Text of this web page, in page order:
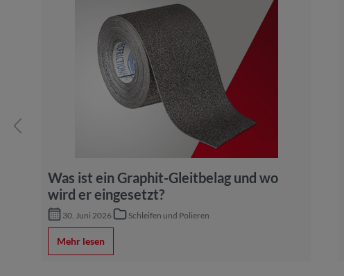
Was ist ein Graphit-Gleitbelag und wo
wird er eingesetzt?
30. Juni 2026 Schleifen und Polieren
Mehr lesen